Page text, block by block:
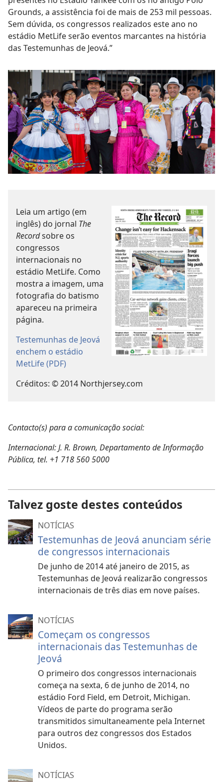
Grounds, a assistência foi de mais de 253 mil pessoas.
Sem dúvida, os congressos realizados este ano no
estádio MetLife serão eventos marcantes na história
das Testemunhas de Jeová.”
Leia um artigo (em
inglês) do jornal The
Recordsobre os
congressos
internacionais no
estádio MetLife. Como
mostra a imagem, uma
fotografia do batismo
apareceu na primeira
página.
Testemunhas de Jeová
enchem o estádio
MetLife (PDF)
Créditos: © 2014 Northjersey.com
Contacto(s) para a comunicação social:
Internacional: J. R. Brown, Departamento de Informação
Pública, tel. +1 718 560 5000
Talvez goste destes conteúdos
NOTÍCIAS
Testemunhas de Jeová anunciam série
de congressos internacionais
De junho de 2014 até janeiro de 2015, as
Testemunhas de Jeová realizarão congressos
internacionais de três dias em nove países.
NOTÍCIAS
Começam os congressos
internacionais das Testemunhas de
Jeová
O primeiro dos congressos internacionais
começa na sexta, 6 de junho de 2014, no
estádio Ford Field, em Detroit, Michigan.
Vídeos de parte do programa serão
transmitidos simultaneamente pela Internet
para outros dez congressos dos Estados
Unidos.
NOTÍCIAS